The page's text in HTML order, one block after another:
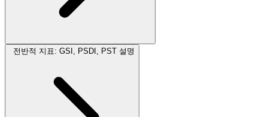
전반적 지표: GSI, PSDI, PST 설명